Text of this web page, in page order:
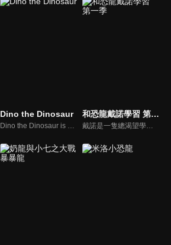
Dino the Dinosaur
Dino the Dinosaur is an ideal educational TV show for toddlers and preschoolers. Everyday, Dino learns shapes, colors, numbers and letters with enthusiasm. Both boys and girls will enjoy this show and learn with fun !
和恐龍戴諾學習 第一季
戴諾是一隻總渴望學習新東西的好奇小恐龍。 它喜歡通過玩玩具，汽車和火車來探索世界。 像每個寶寶一樣，戴諾熱愛學習形狀、顏色、數位還有字母。 快來和戴諾一起學習吧！